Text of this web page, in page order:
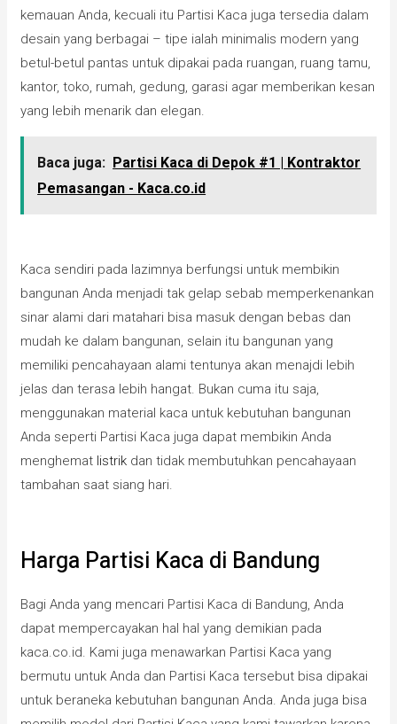
kemauan Anda, kecuali itu Partisi Kaca juga tersedia dalam
desain yang berbagai – tipe ialah minimalis modern yang
betul-betul pantas untuk dipakai pada ruangan, ruang tamu,
kantor, toko, rumah, gedung, garasi agar memberikan kesan
yang lebih menarik dan elegan.
Baca juga: Partisi Kaca di Depok #1 | Kontraktor
Pemasangan - Kaca.co.id
Kaca sendiri pada lazimnya berfungsi untuk membikin
bangunan Anda menjadi tak gelap sebab memperkenankan
sinar alami dari matahari bisa masuk dengan bebas dan
mudah ke dalam bangunan, selain itu bangunan yang
memiliki pencahayaan alami tentunya akan menajdi lebih
jelas dan terasa lebih hangat. Bukan cuma itu saja,
menggunakan material kaca untuk kebutuhan bangunan
Anda seperti Partisi Kaca juga dapat membikin Anda
menghemat listrik dan tidak membutuhkan pencahayaan
tambahan saat siang hari.
Harga Partisi Kaca di Bandung
Bagi Anda yang mencari Partisi Kaca di Bandung, Anda
dapat mempercayakan hal hal yang demikian pada
kaca.co.id. Kami juga menawarkan Partisi Kaca yang
bermutu untuk Anda dan Partisi Kaca tersebut bisa dipakai
untuk beraneka kebutuhan bangunan Anda. Anda juga bisa